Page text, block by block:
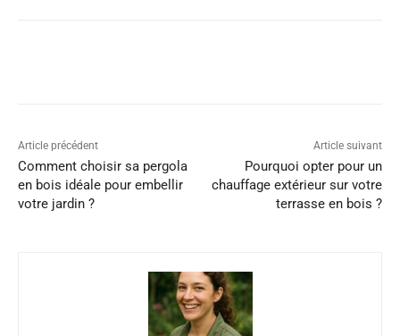
Article précédent
Comment choisir sa pergola
en bois idéale pour embellir
votre jardin ?
Article suivant
Pourquoi opter pour un
chauffage extérieur sur votre
terrasse en bois ?